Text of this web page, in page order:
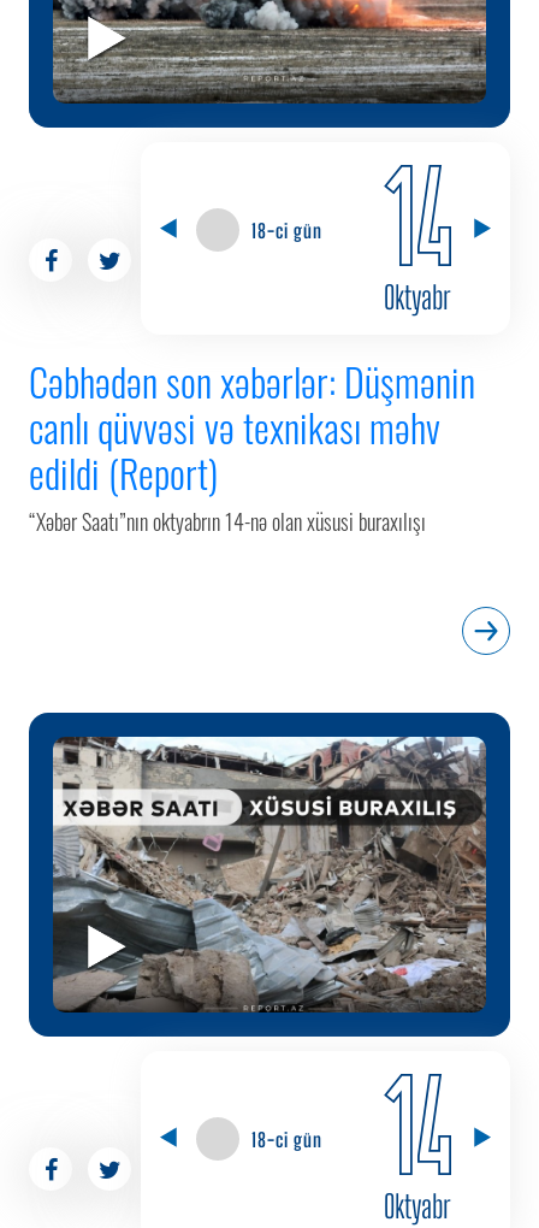
18-ci gün 14
Oktyabr
Cəbhədən son xəbərlər: Düşmənin
canlı qüvvəsi və texnikası məhv
edildi (Report)
“Xəbər Saatı”nın oktyabrın 14-nə olan xüsusi buraxılışı
18-ci gün 14
Oktyabr